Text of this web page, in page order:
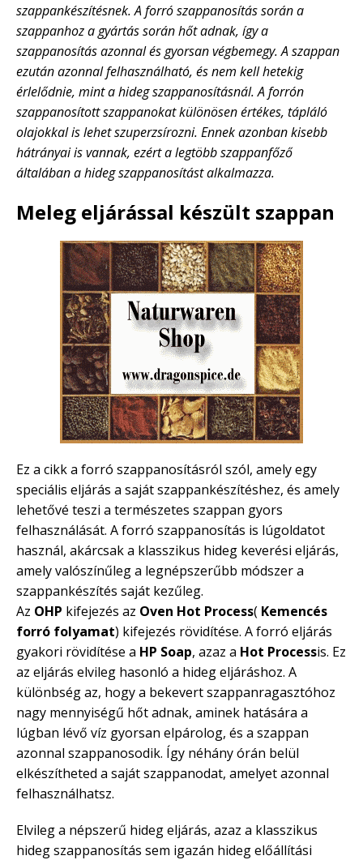
szappankészítésnek. A forró szappanosítás során a
szappanhoz a gyártás során hőt adnak, így a
szappanosítás azonnal és gyorsan végbemegy. A szappan
ezután azonnal felhasználható, és nem kell hetekig
érlelődnie, mint a hideg szappanosításnál. A forrón
szappanosított szappanokat különösen értékes, tápláló
olajokkal is lehet szuperzsírozni. Ennek azonban kisebb
hátrányai is vannak, ezért a legtöbb szappanfőző
általában a hideg szappanosítást alkalmazza.
Meleg eljárással készült szappan
Ez a cikk a forró szappanosításról szól, amely egy
speciális eljárás a saját szappankészítéshez, és amely
lehetővé teszi a természetes szappan gyors
felhasználását. A forró szappanosítás is lúgoldatot
használ, akárcsak a klasszikus hideg keverési eljárás,
amely valószínűleg a legnépszerűbb módszer a
szappankészítés saját kezűleg.
Az OHP kifejezés az Oven Hot Process( Kemencés
forró folyamat) kifejezés rövidítése. A forró eljárás
gyakori rövidítése a HP Soap, azaz a Hot Processis. Ez
az eljárás elvileg hasonló a hideg eljáráshoz. A
különbség az, hogy a bekevert szappanragasztóhoz
nagy mennyiségű hőt adnak, aminek hatására a
lúgban lévő víz gyorsan elpárolog, és a szappan
azonnal szappanosodik. Így néhány órán belül
elkészítheted a saját szappanodat, amelyet azonnal
felhasználhatsz.
Elvileg a népszerű hideg eljárás, azaz a klasszikus
hideg szappanosítás sem igazán hideg előállítási